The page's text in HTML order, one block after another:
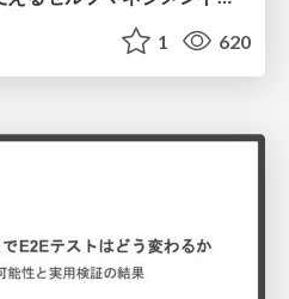
1 620